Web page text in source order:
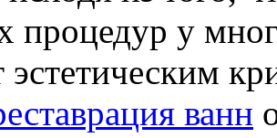
процедур у
эстетическим
ванн